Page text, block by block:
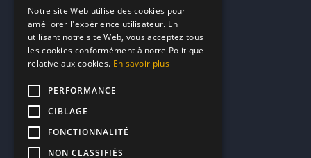
MP2
Contacts
marketing@reserverunbar.fr
11 rue Maurice Grandcoing
94200 Ivry-sur-Seine
Notre site Web utilise des cookies pour
améliorer l'expérience utilisateur. En
utilisant notre site Web, vous acceptez tous
les cookies conformément à notre Politique
relative aux cookies. En savoir plus
PERFORMANCE
CIBLAGE
FONCTIONNALITÉ
NON CLASSIFIÉS